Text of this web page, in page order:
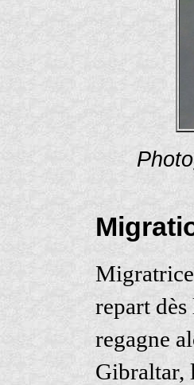
repart
regagne
Gibraltar,